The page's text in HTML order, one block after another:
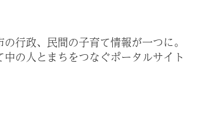
の行政、民間の子育て情報が一つに。
中の人とまちをつなぐポータルサイト